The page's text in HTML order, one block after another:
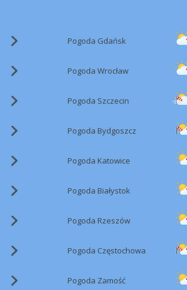
Pogoda Gdańsk
Pogoda Wrocław
Pogoda Szczecin
Pogoda Bydgoszcz
Pogoda Katowice
Pogoda Białystok
Pogoda Rzeszów
Pogoda Częstochowa
Pogoda Zamość